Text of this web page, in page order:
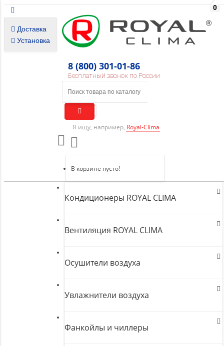
Доставка
Установка
8 (800) 301-01-86
Бесплатный звонок по России
Я ищу, например, Royal-Clima
0
В корзине пусто!
Кондиционеры ROYAL CLIMA
Вентиляция ROYAL CLIMA
Осушители воздуха
Увлажнители воздуха
Фанкойлы и чиллеры